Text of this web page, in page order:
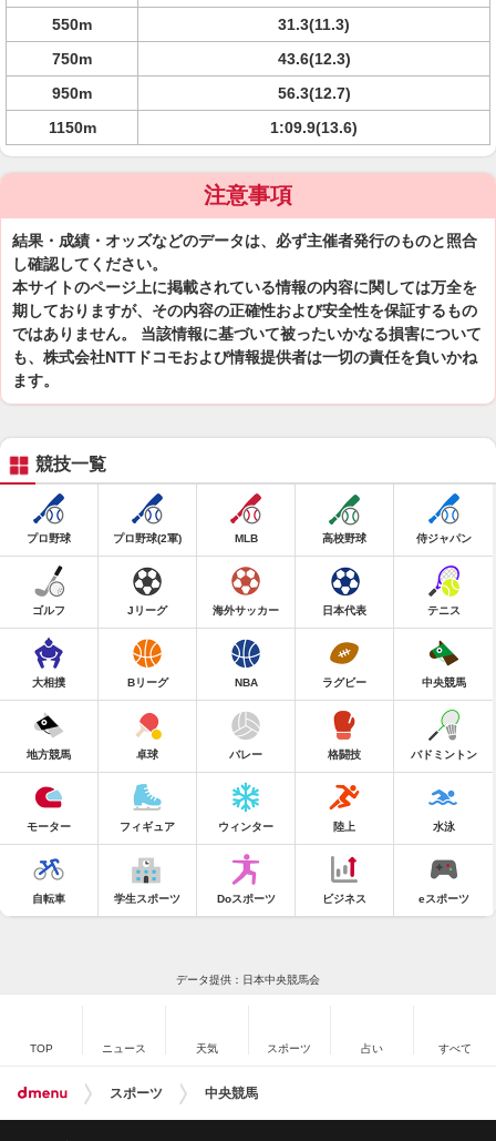
550m
31.3(11.3)
750m
43.6(12.3)
950m
56.3(12.7)
1150m
1:09.9(13.6)
注意事項
結果・成績・オッズなどのデータは、必ず主催者発行のものと照合
し確認してください。
本サイトのページ上に掲載されている情報の内容に関しては万全を
期しておりますが、その内容の正確性および安全性を保証するもの
ではありません。 当該情報に基づいて被ったいかなる損害について
も、株式会社NTTドコモおよび情報提供者は一切の責任を負いかね
ます。
競技一覧
プロ野球 プロ野球(2軍) MLB 高校野球 侍ジャパン
ゴルフ Jリーグ 海外サッカー 日本代表 テニス
大相撲 Bリーグ NBA ラグビー 中央競馬
地方競馬 卓球 バレー 格闘技 バドミントン
モーター フィギュア ウィンター 陸上 水泳
自転車 学生スポーツ Doスポーツ ビジネス eスポーツ
データ提供：日本中央競馬会
TOP ニュース 天気 スポーツ 占い すべて
スポーツ 中央競馬